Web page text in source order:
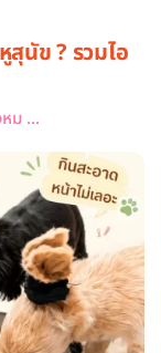
สุนัข ? รวมไอ
ม ...